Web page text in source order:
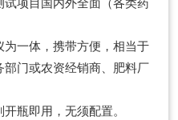
项目国内外全面（各类药
一体，携带方便，相当于
门或农资经销商、肥料厂
瓶即用，无须配置。